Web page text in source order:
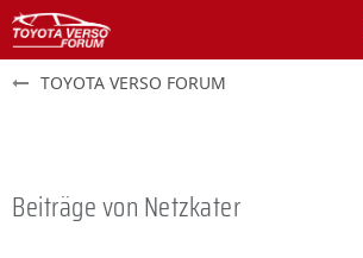
TOYOTA VERSO FORUM
Beiträge von Netzkater